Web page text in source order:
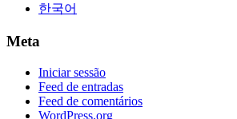
한국어
Meta
Iniciar sessão
Feed de entradas
Feed de comentários
WordPress.org